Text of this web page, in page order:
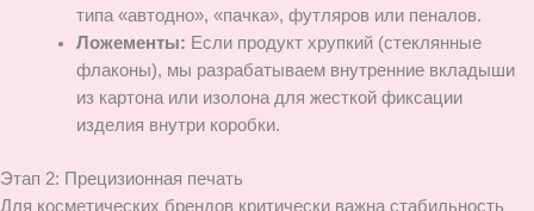
типа «автодно», «пачка», футляров или пеналов.
Ложементы: Если продукт хрупкий (стеклянные
флаконы), мы разрабатываем внутренние вкладыши
из картона или изолона для жесткой фиксации
изделия внутри коробки.
Этап 2: Прецизионная печать
Для косметических брендов критически важна стабильность